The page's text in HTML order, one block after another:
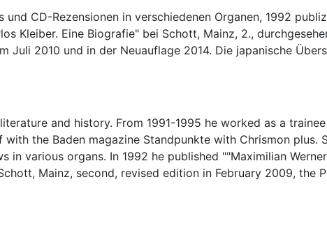
CD-Rezensionen in verschiedenen Organen, 1992
Kleiber. Eine Biografie" bei Schott, Mainz, 2.,
Juli 2010 und in der Neuauflage 2014. Die japanische
and history. From 1991-1995 he worked as a
the Baden magazine Standpunkte with Chrismon
in various organs. In 1992 he published ""Maximilian
Mainz, second, revised edition in February 2009, the